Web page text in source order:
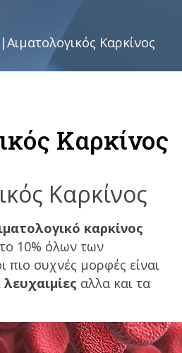
|Αιματολογικός Καρκίνος
Καρκίνος
Καρκίνος
καρκίνος
10% όλων των
πιο συχνές μορφές είναι
λευχαιμίες αλλα και τα